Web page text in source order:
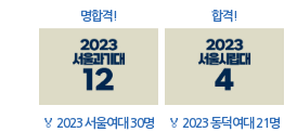
명합격!
합격!
🏅 2023 서울여대 30명
🏅 2023 동덕여대 21명